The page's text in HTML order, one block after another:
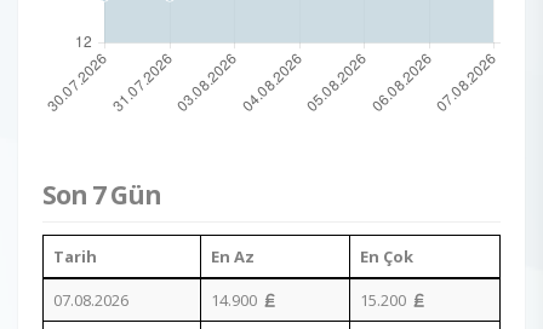
Son 7 Gün
Tarih En Az
En Çok
07.08.2026
14.900
15.200